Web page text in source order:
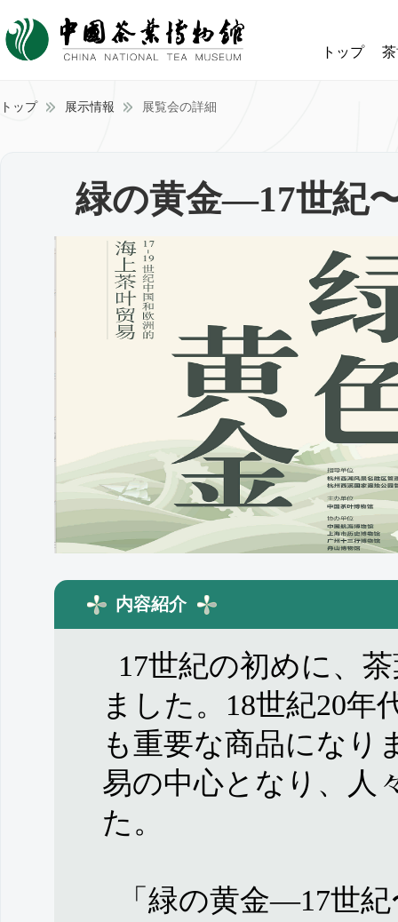
トップ
トップ 展示情報 展覧会の詳細
緑の黄金—17世紀
内容紹介
17世紀の初めに、
ました。18世紀20年
も重要な商品になり
易の中心となり、人
た。
「緑の黄金—17世紀